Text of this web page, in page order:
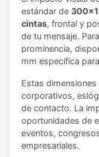
estándar de
cintas, frontal y
de tu mensaje.
prominencia,
mm específica
Estas
corporativos,
de contacto. La
oportunidades de
eventos,
empresariales.